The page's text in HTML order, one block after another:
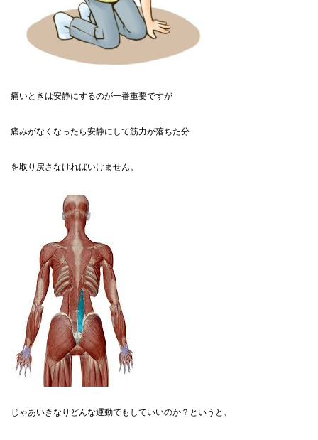
痛いときは安静にするのが一番重要ですが
痛みがなくなったら安静にして筋力が落ちた分
を取り戻さなければいけません。
じゃあいきなりどんな運動でもしていいのか？というと、